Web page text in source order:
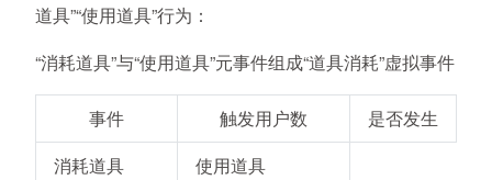
道具”“使用道具”行为：
“消耗道具”与“使用道具”元事件组成“道具消耗”虚拟事件
事件 触发用户数
是否发生
消耗道具
使用道具